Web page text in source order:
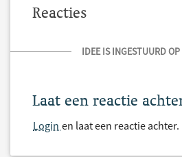
Reacties
IDEE IS INGESTUURD
Laat een reactie
Login en laat een reactie achter.